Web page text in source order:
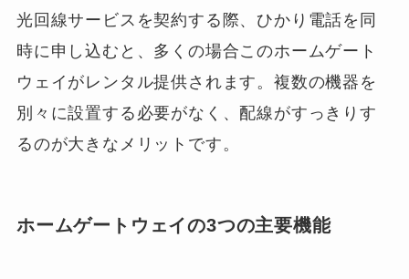
光回線サービスを契約する際、ひかり電話を同
時に申し込むと、多くの場合このホームゲート
ウェイがレンタル提供されます。複数の機器を
別々に設置する必要がなく、配線がすっきりす
るのが大きなメリットです。
ホームゲートウェイの3つの主要機能